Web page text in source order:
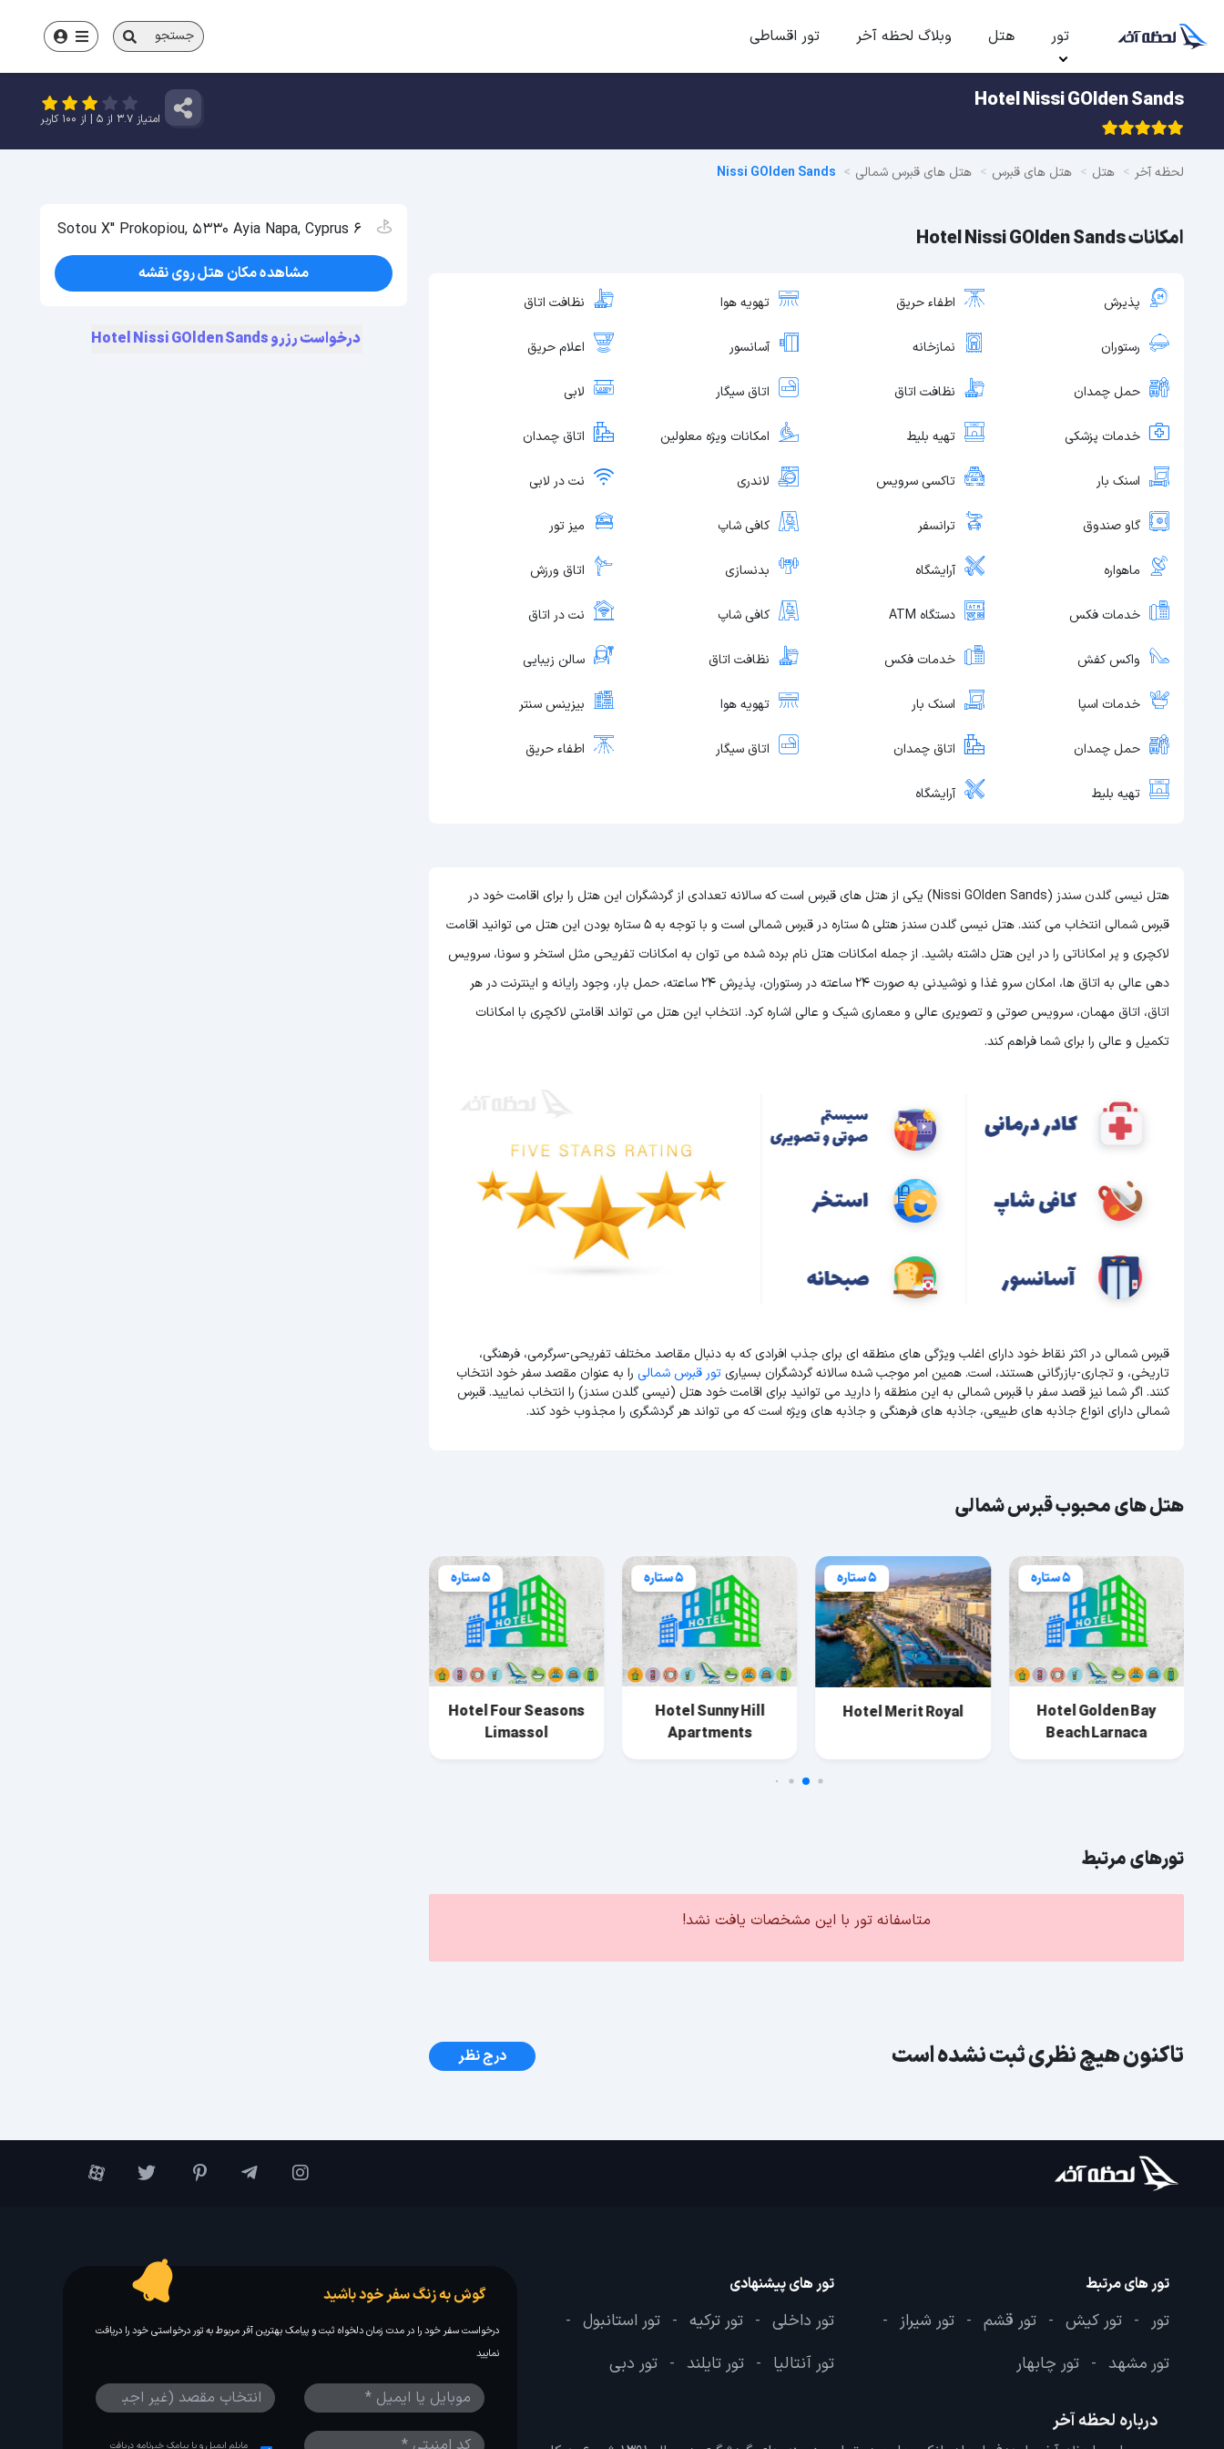
تور هتل وبلاگ لحظه آخر تور اقساطی جستجو
Hotel Nissi GOlden Sands
امتیاز 3.7 از 5 | از 100 کاربر
لحظه آخر هتل هتل های قبرس هتل های قبرس شمالی Nissi GOlden Sands
امکانات Hotel Nissi GOlden Sands
پذیرش اطفاء حریق تهویه هوا نظافت اتاق
رستوران نمازخانه آسانسور اعلام حریق
حمل چمدان نظافت اتاق اتاق سیگار لابی
خدمات پزشکی تهیه بلیط امکانات ویژه معلولین اتاق چمدان
اسنک بار تاکسی سرویس لاندری نت در لابی
گاو صندوق ترانسفر کافی شاپ میز تور
ماهواره آرایشگاه بدنسازی اتاق ورزش
خدمات فکس دستگاه ATM کافی شاپ نت در اتاق
واکس کفش خدمات فکس نظافت اتاق سالن زیبایی
خدمات اسپا اسنک بار تهویه هوا بیزینس سنتر
حمل چمدان اتاق چمدان اتاق سیگار اطفاء حریق
تهیه بلیط آرایشگاه
هتل نیسی گلدن سندز (Nissi GOlden Sands) یکی از هتل های قبرس است که سالانه تعدادی از گردشگران این هتل را برای اقامت خود در
قبرس شمالی انتخاب می کنند. هتل نیسی گلدن سندز هتلی 5 ستاره در قبرس شمالی است و با توجه به 5 ستاره بودن این هتل
می توانید اقامت
لاکچری و پر امکاناتی را در این هتل داشته باشید. از جمله امکانات هتل نام برده شده می توان به امکانات تفریحی مثل استخر و سونا، سرویس
دهی عالی به اتاق ها، امکان سرو غذا و نوشیدنی به صورت 24 ساعته در رستوران، پذیرش 24 ساعته، حمل بار، وجود رایانه و اینترنت در هر
اتاق، اتاق مهمان، سرویس صوتی و تصویری عالی و معماری شیک و عالی اشاره کرد. انتخاب این هتل می تواند اقامتی لاکچری با امکانات
تکمیل و عالی را برای شما فراهم کند.
قبرس شمالی در اکثر نقاط خود دارای اغلب ویژگی های منطقه ای برای جذب افرادی که به دنبال مقاصد مختلف تفریحی-سرگرمی، فرهنگی،
تاریخی، و تجاری-بازرگانی هستند، است. همین امر موجب شده سالانه گردشگران بسیاریتور قبرس شمالی را به عنوان مقصد سفر خود انتخاب
کنند. اگر شما نیز قصد سفر با قبرس شمالی به این منطقه را دارید می توانید برای اقامت خود هتل (نیسی گلدن سندز) را انتخاب نمایید. قبرس
شمالی دارای انواع جاذبه های طبیعی، جاذبه های فرهنگی و جاذبه های ویژه است که می تواند هر گردشگری را مجذوب خود کند.
هتل های محبوب قبرس شمالی
5 ستاره
Hotel Golden Bay
Beach Larnaca
5 ستاره
Hotel Merit Royal
5 ستاره
Hotel Sunny Hill
Apartments
5 ستاره
Hotel Four Seasons
Limassol
تورهای مرتبط
متاسفانه تور با این مشخصات یافت نشد!
تاکنون هیچ نظری ثبت نشده است درج نظر
6 Sotou X" Prokopiou, 5330 Ayia Napa, Cyprus
مشاهده مکان هتل روی نقشه
درخواست رزرو Hotel Nissi GOlden Sands
تور های مرتبط
تور - تور کیش - تور قشم - تور شیراز -
تور مشهد - تور چابهار
تور های پیشنهادی
تور داخلی - تور ترکیه - تور استانبول -
تور آنتالیا - تور تایلند - تور دبی
درباره لحظه آخر
گوش به زنگ سفر خود باشید
درخواست سفر خود را در مدت زمان دلخواه ثبت و پیامک بهترین آفر مربوط به تور درخواستی خود را دریافت
نمایید
مایلم ایمیل و یا پیامک خبرنامه دریافت